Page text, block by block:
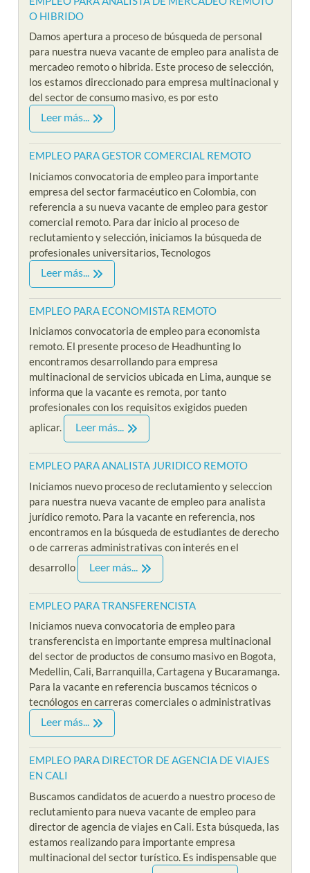
O HIBRIDO
Damos apertura a proceso de búsqueda de personal
para nuestra nueva vacante de empleo para analista de
mercadeo remoto o hibrida. Este proceso de selección,
los estamos direccionado para empresa multinacional y
del sector de consumo masivo, es por esto
Leer más...
EMPLEO PARA GESTOR COMERCIAL REMOTO
Iniciamos convocatoria de empleo para importante
empresa del sector farmacéutico en Colombia, con
referencia a su nueva vacante de empleo para gestor
comercial remoto. Para dar inicio al proceso de
reclutamiento y selección, iniciamos la búsqueda de
profesionales universitarios, Tecnologos
Leer más...
EMPLEO PARA ECONOMISTA REMOTO
Iniciamos convocatoria de empleo para economista
remoto. El presente proceso de Headhunting lo
encontramos desarrollando para empresa
multinacional de servicios ubicada en Lima, aunque se
informa que la vacante es remota, por tanto
profesionales con los requisitos exigidos pueden
aplicar.
Leer más...
EMPLEO PARA ANALISTA JURIDICO REMOTO
Iniciamos nuevo proceso de reclutamiento y seleccion
para nuestra nueva vacante de empleo para analista
jurídico remoto. Para la vacante en referencia, nos
encontramos en la búsqueda de estudiantes de derecho
o de carreras administrativas con interés en el
desarrollo
Leer más...
EMPLEO PARA TRANSFERENCISTA
Iniciamos nueva convocatoria de empleo para
transferencista en importante empresa multinacional
del sector de productos de consumo masivo en Bogota,
Medellin, Cali, Barranquilla, Cartagena y Bucaramanga.
Para la vacante en referencia buscamos técnicos o
tecnólogos en carreras comerciales o administrativas
Leer más...
EMPLEO PARA DIRECTOR DE AGENCIA DE VIAJES
EN CALI
Buscamos candidatos de acuerdo a nuestro proceso de
reclutamiento para nueva vacante de empleo para
director de agencia de viajes en Cali. Esta búsqueda, las
estamos realizando para importante empresa
multinacional del sector turístico. Es indispensable que